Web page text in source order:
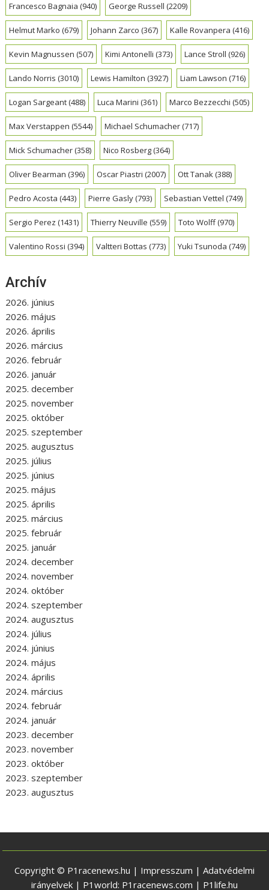
Francesco Bagnaia (940) George Russell (2209)
Helmut Marko (679) Johann Zarco (367) Kalle Rovanpera (416)
Kevin Magnussen (507) Kimi Antonelli (373) Lance Stroll (926)
Lando Norris (3010) Lewis Hamilton (3927) Liam Lawson (716)
Logan Sargeant(488) Luca Marini (361) Marco Bezzecchi (505)
Max Verstappen (5544) Michael Schumacher(717)
Mick Schumacher(358) Nico Rosberg(364)
Oliver Bearman (396) Oscar Piastri (2007) Ott Tanak(388)
Pedro Acosta (443) Pierre Gasly(793) Sebastian Vettel (749)
Sergio Perez (1431) Thierry Neuville (559) Toto Wolff(970)
Valentino Rossi (394) Valtteri Bottas (773) Yuki Tsunoda (749)
Archív
2026. június
2026. május
2026. április
2026. március
2026. február
2026. január
2025. december
2025. november
2025. október
2025. szeptember
2025. augusztus
2025. július
2025. június
2025. május
2025. április
2025. március
2025. február
2025. január
2024. december
2024. november
2024. október
2024. szeptember
2024. augusztus
2024. július
2024. június
2024. május
2024. április
2024. március
2024. február
2024. január
2023. december
2023. november
2023. október
2023. szeptember
2023. augusztus
Copyright © P1racenews.hu | Impresszum | Adatvédelmi
irányelvek | P1world: P1racenews.com | P1life.hu